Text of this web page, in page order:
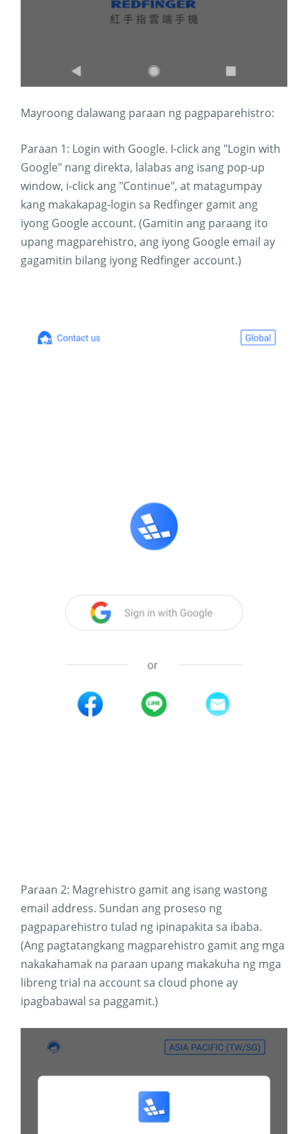
Mayroong dalawang paraan ng pagpaparehistro:
Paraan 1: Login with Google. I-click ang "Login with
Google" nang direkta, lalabas ang isang pop-up
window, i-click ang "Continue", at matagumpay
kang makakapag-login sa Redfinger gamit ang
iyong Google account. (Gamitin ang paraang ito
upang magparehistro, ang iyong Google email ay
gagamitin bilang iyong Redfinger account.)
Paraan 2: Magrehistro gamit ang isang wastong
email address. Sundan ang proseso ng
pagpaparehistro tulad ng ipinapakita sa ibaba.
(Ang pagtatangkang magparehistro gamit ang mga
nakakahamak na paraan upang makakuha ng mga
libreng trial na account sa cloud phone ay
ipagbabawal sa paggamit.)